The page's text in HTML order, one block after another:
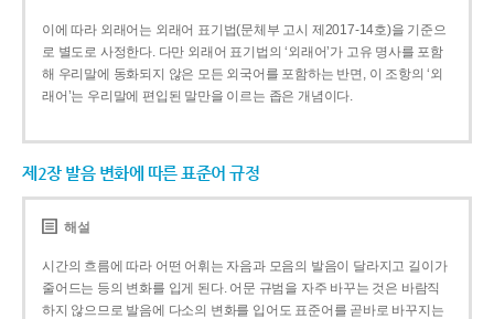
이에 따라 외래어는 외래어 표기법(문체부 고시 제2017-14호)을 기준으
로 별도로 사정한다. 다만 외래어 표기법의 ‘외래어’가 고유 명사를 포함
해 우리말에 동화되지 않은 모든 외국어를 포함하는 반면, 이 조항의 ‘외
래어’는 우리말에 편입된 말만을 이르는 좁은 개념이다.
제2장 발음 변화에 따른 표준어 규정
해설
시간의 흐름에 따라 어떤 어휘는 자음과 모음의 발음이 달라지고 길이가
줄어드는 등의 변화를 입게 된다. 어문 규범을 자주 바꾸는 것은 바람직
하지 않으므로 발음에 다소의 변화를 입어도 표준어를 곧바로 바꾸지는